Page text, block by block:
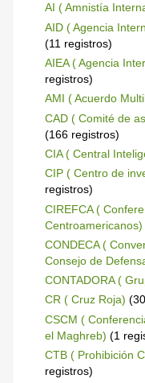
AI ( Amnistía
AID ( Agencia
(11 registros)
AIEA ( Agencia
registros)
AMI ( Acuerdo
CAD ( Comité de
(166 registros)
CIA ( Central
CIP ( Centro de
registros)
CIREFCA (
Centroamericanos)
CONDECA (
Consejo de
CONTADORA (
CR ( Cruz Roja)
CSCM (
el Maghreb) (1
CTB ( Prohibición
registros)